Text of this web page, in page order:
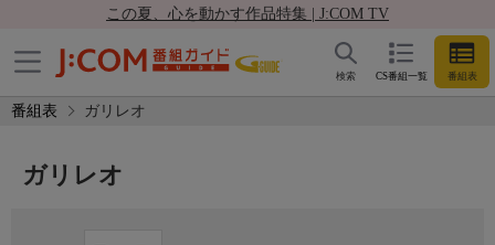
この夏、心を動かす作品特集 | J:COM TV
CS番組一覧 番組表
検索
番組表 ガリレオ
ガリレオ